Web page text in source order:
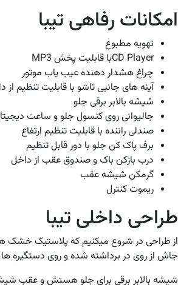
امکانات رفاهی تیبا
تهویه مطبوع
CD Playerبا قابلیت پخش MP3
چراغ هشدار دهنده عیب یاب موتور
آینه های جانبی تاشو با قابلیت تنظیم از
شیشه بالابر برقی جلو
جالیوانی روی کنسول جلو و ساعت
صندلی راننده با قابلیت تنظیم ارتفاع
برف پاک کن جلو با دور قابل تنظیم
درب بازکن باک و صندوق عقب از داخل
گرمکن شیشه عقب
ریموت کنترل
طراحی داخلی تیبا
از طراحی در شروع میکنیم که پلاستیک خشک
جاش از روی در برداشته شده و روی دستگیره
شیشه بالابر برقی برای جلو هستش و عقب